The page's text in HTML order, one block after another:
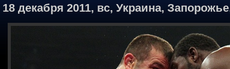
18 декабря 2011, вс, Украина,